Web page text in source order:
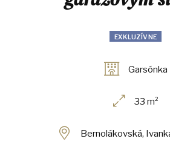
EXKLUZÍVNE
Garsónka
33 m²
Bernolákovská,